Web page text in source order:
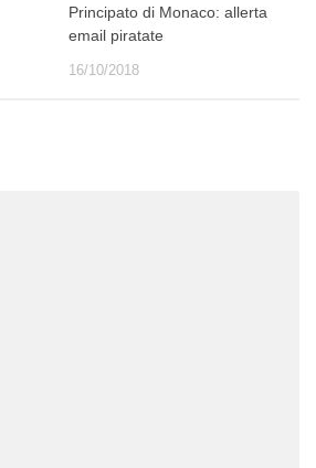
Principato di Monaco: allerta
email piratate
16/10/2018